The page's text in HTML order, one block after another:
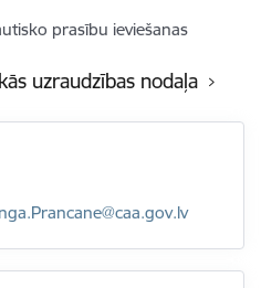
prasību ieviešanas
uzraudzības nodaļa
pasts: